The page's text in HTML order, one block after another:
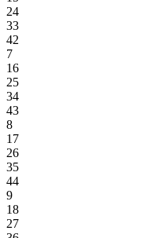
24
33
42
7
16
25
34
43
8
17
26
35
44
9
18
27